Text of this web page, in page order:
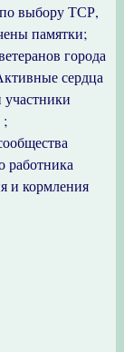
по выбору ТСР,
памятки;
города
сердца
работника
и кормления